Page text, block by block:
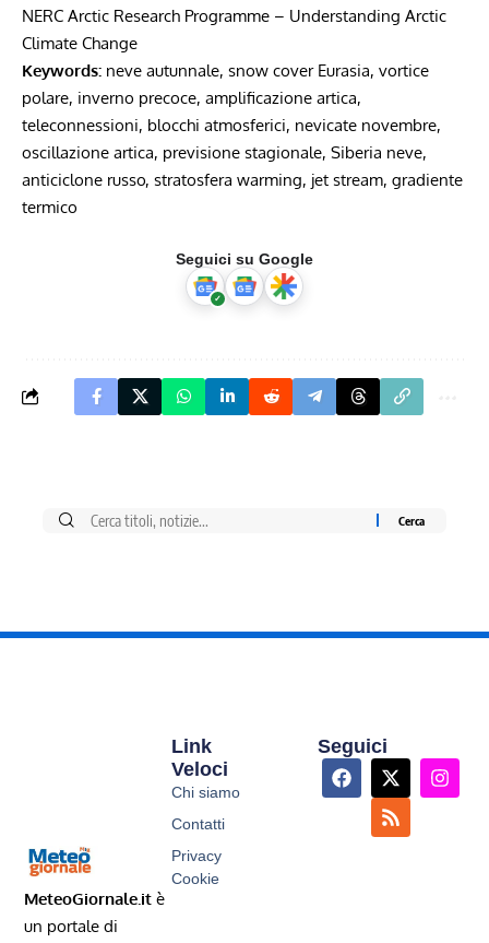
NERC Arctic Research Programme – Understanding Arctic
Climate Change
Keywords: neve autunnale, snow cover Eurasia, vortice
polare, inverno precoce, amplificazione artica,
teleconnessioni, blocchi atmosferici, nevicate novembre,
oscillazione artica, previsione stagionale, Siberia neve,
anticiclone russo, stratosfera warming, jet stream, gradiente
termico
Seguici su Google
MeteoGiornale.it è
un portale di
Link
Veloci
Chi siamo
Contatti
Privacy
Cookie
Seguici